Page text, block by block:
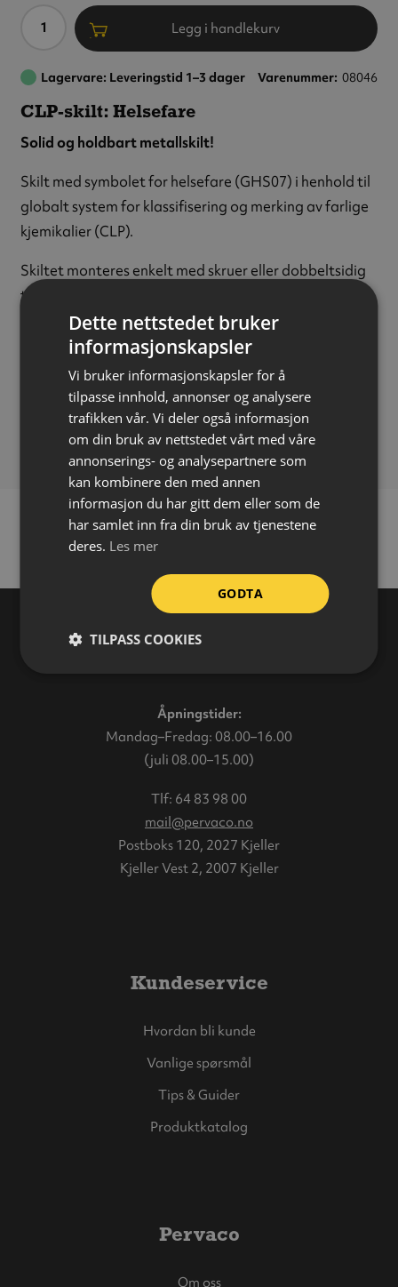
Antall Legg i handlekurv
Lagervare: Leveringstid 1–3 dager Varenummer 08046
CLP-skilt: Helsefare
Solid og holdbart metallskilt!
Skilt med symbolet for helsefare (GHS07) i henhold til
globalt system for klassifisering og merking av farlige
kjemikalier (CLP).
Skiltet monteres enkelt med skruer eller dobbeltsidig
tape.
Materiale:Metall
Tykkelse:1 mm
Størrelse:200 x 200 mm
FDV-dokumentasjon
(143.20 kB)
Åpningstider:
Mandag–Fredag: 08.00–16.00
(juli 08.00–15.00)
Tlf: 64 83 98 00
mail@pervaco.no
Postboks 120, 2027 Kjeller
Kjeller Vest 2, 2007 Kjeller
Kundeservice
Hvordan bli kunde
Vanlige spørsmål
Tips & Guider
Produktkatalog
Pervaco
Om oss
Dette nettstedet bruker
informasjonskapsler
Vi bruker informasjonskapsler for å
tilpasse innhold, annonser og analysere
trafikken vår. Vi deler også informasjon
om din bruk av nettstedet vårt med våre
annonserings- og analysepartnere som
kan kombinere den med annen
informasjon du har gitt dem eller som de
har samlet inn fra din bruk av tjenestene
deres. Les mer
GODTA
TILPASS COOKIES